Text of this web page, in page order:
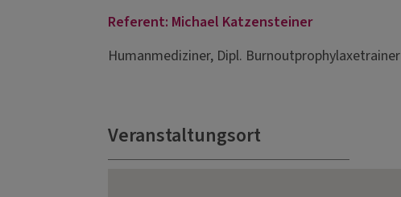
Referent: Michael Katzensteiner
Humanmediziner, Dipl. Burnoutprophylaxetrainer
Veranstaltungsort